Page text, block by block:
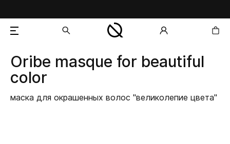
добавлен в корзину
Oribe masque for beautiful
color
маска для окрашенных волос "великолепие цвета"